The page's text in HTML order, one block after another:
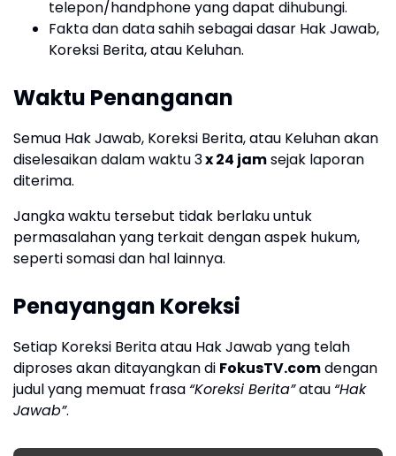
telepon/handphone yang dapat dihubungi.
Fakta dan data sahih sebagai dasar Hak Jawab,
Koreksi Berita, atau Keluhan.
Waktu Penanganan
Semua Hak Jawab, Koreksi Berita, atau Keluhan akan
diselesaikan dalam waktu 3x 24 jamsejak laporan
diterima.
Jangka waktu tersebut tidak berlaku untuk
permasalahan yang terkait dengan aspek hukum,
seperti somasi dan hal lainnya.
Penayangan Koreksi
Setiap Koreksi Berita atau Hak Jawab yang telah
diproses akan ditayangkan di FokusTV.comdengan
judul yang memuat frasa “Koreksi Berita”atau “Hak
Jawab”.